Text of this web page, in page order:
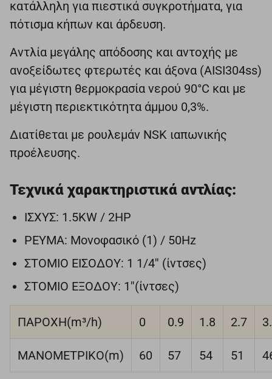
κατάλληλη για πιεστικά συγκροτήματα, για
πότισμα κήπων και άρδευση.
Αντλία μεγάλης απόδοσης και αντοχής με
ανοξείδωτες φτερωτές και άξονα (AISI304ss)
για μέγιστη θερμοκρασία νερού 90°C και με
μέγιστη περιεκτικότητα άμμου 0,3%.
Διατίθεται με ρουλεμάν NSK ιαπωνικής
προέλευσης.
Τεχνικά χαρακτηριστικά αντλίας:
ΙΣΧΥΣ: 1.5KW / 2HP
ΡΕΥΜΑ: Μονοφασικό (1) / 50Hz
ΣΤΟΜΙΟ ΕΙΣΟΔΟΥ: 1 1/4'' (ίντσες)
ΣΤΟΜΙΟ ΕΞΟΔΟΥ: 1''(ίντσες)
ΠΑΡΟΧΗ(m³/h) 0 0.9 1.8 2.7
ΜΑΝΟΜΕΤΡΙΚΟ(m) 60 57 54 51